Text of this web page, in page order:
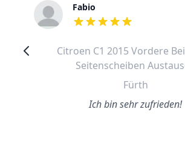
Fabio
out of 5 stars
Citroen C1 2015 Vordere
Seitenscheiben
Fürth
Ich bin sehr zufrieden!